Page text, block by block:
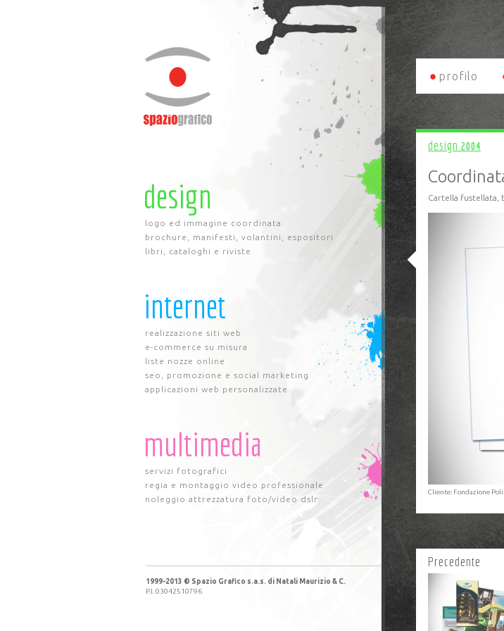
design
logo ed immagine coordinata
brochure, manifesti, volantini, espositori
libri, cataloghi e riviste
internet
realizzazione siti web
e-commerce su misura
liste nozze online
seo, promozione e social marketing
applicazioni web personalizzate
multimedia
servizi fotografici
regia e montaggio video professionale
noleggio attrezzatura foto/video dslr
1999-2013 © Spazio Grafico s.a.s. di Natali Maurizio & C.
P.I. 03042510796
profilo
design 2004
Cartella fustellata,
Cliente: Fondazione
Precedente